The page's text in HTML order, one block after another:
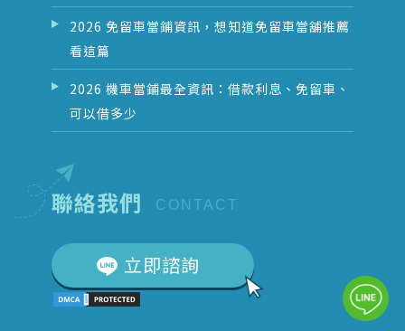
2026 免留車當鋪資訊，想知道免留車當舖推薦
看這篇
2026 機車當鋪最全資訊：借款利息、免留車、
可以借多少
聯絡我們 CONTACT
立即諮詢